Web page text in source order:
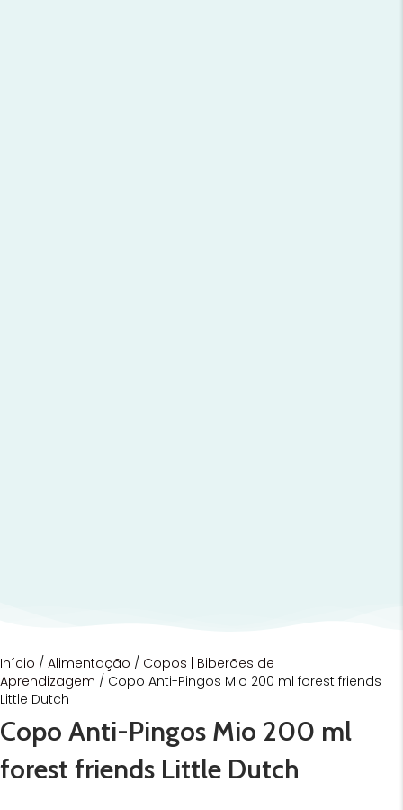
Início / Alimentação / Copos | Biberões de
Aprendizagem / Copo Anti-Pingos Mio 200 ml forest friends
Little Dutch
Copo Anti-Pingos Mio 200 ml
forest friends Little Dutch